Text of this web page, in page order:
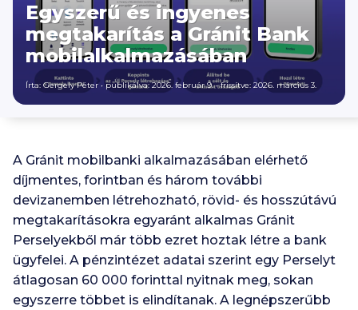
Egyszerű és ingyenes
megtakarítás a Gránit Bank
mobilalkalmazásában
Írta: Gergely Péter•publikálva: 2026. február 9.•frissítve: 2026. március 3.
A Gránit mobilbanki alkalmazásában elérhető
díjmentes, forintban és három további
devizanemben létrehozható, rövid- és hosszútávú
megtakarításokra egyaránt alkalmas Gránit
Perselyekből már több ezret hoztak létre a bank
ügyfelei. A pénzintézet adatai szerint egy Perselyt
átlagosan 60 000 forinttal nyitnak meg, sokan
egyszerre többet is elindítanak. A legnépszerűbb